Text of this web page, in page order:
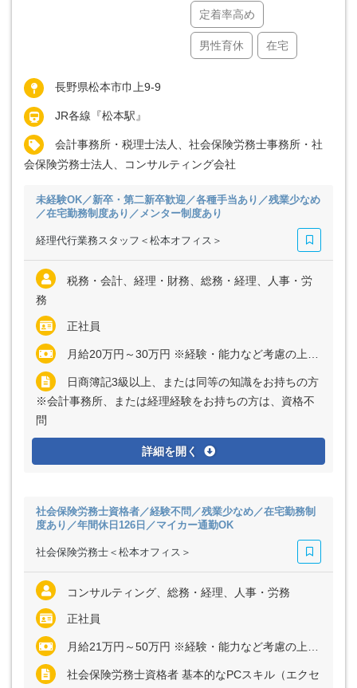
定着率高め
男性育休 在宅
長野県松本市巾上9-9
JR各線『松本駅』
会計事務所・税理士法人、社会保険労務士事務所・社
会保険労務士法人、コンサルティング会社
未経験OK／新卒・第二新卒歓迎／各種手当あり／残業少なめ
／在宅勤務制度あり／メンター制度あり
経理代行業務スタッフ＜松本オフィス＞
税務・会計、経理・財務、総務・経理、人事・労
務
正社員
月給20万円～30万円 ※経験・能力など考慮の上、決定いたします ※残業代は全額支給
日商簿記3級以上、または同等の知識をお持ちの方
※会計事務所、または経理経験をお持ちの方は、資格不
問
詳細を開く
社会保険労務士資格者／経験不問／残業少なめ／在宅勤務制
度あり／年間休日126日／マイカー通勤OK
社会保険労務士＜松本オフィス＞
コンサルティング、総務・経理、人事・労務
正社員
月給21万円～50万円 ※経験・能力など考慮の上、決定いたします ※残業代は全額支給
社会保険労務士資格者 基本的なPCスキル（エクセ